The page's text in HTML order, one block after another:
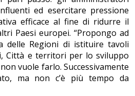
ed esercitare pressione
efficace al fine di ridurre il
Paesi europei. “Propongo ad
delle Regioni di istituire tavoli
Città e territori per lo sviluppo
vuole farlo. Successivamente
ma non c’è più tempo da